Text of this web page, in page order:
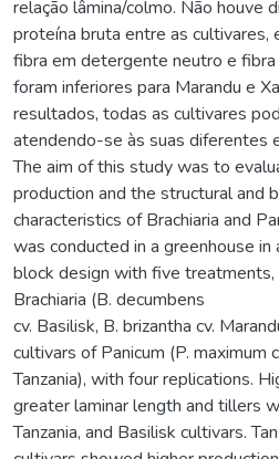
relação lâmina/colmo. Não houve
proteína bruta entre as cultivares,
fibra em detergente neutro e
foram inferiores para Marandu e
resultados, todas as cultivares
atendendo-se às suas diferentes
The aim of this study was to
production and the structural and
characteristics of Brachiaria and
was conducted in a greenhouse
block design with five
Brachiaria (B. decumbens
cv. Basilisk, B. brizantha cv.
cultivars of Panicum (P. maximum
Tanzania), with four replications.
greater laminar length and tillers
Tanzania, and Basilisk cultivars.